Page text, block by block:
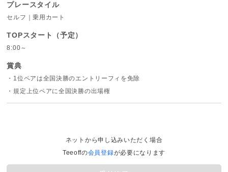
プレースタイル
セルフ｜乗用カート
TOPスタート（予定）
8:00～
賞典
・1位ペアは全国決勝のエントリーフィを免除
・規定上位ペアに全国決勝の出場権
ネットから申し込みいただく場合
Teeoffの会員登録が必要になります